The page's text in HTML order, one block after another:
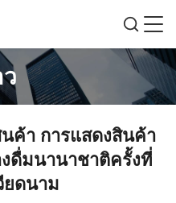
ค้า การแสดงสินค้า
ดื่มนานาชาติครั้งที่
ยดนาม